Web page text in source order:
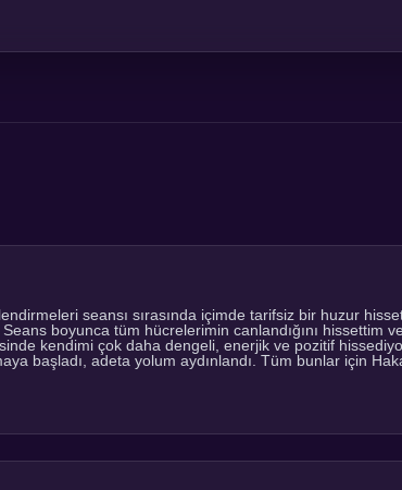
seansı sırasında içimde tarifsiz bir huzur
Seans boyunca tüm hücrelerimin canlandığını hissettim
kendimi çok daha dengeli, enerjik ve pozitif
başladı, adeta yolum aydınlandı. Tüm bunlar için